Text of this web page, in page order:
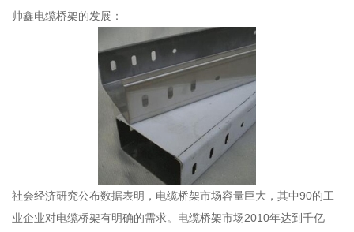
帅鑫电缆桥架的发展：
社会经济研究公布数据表明，电缆桥架市场容量巨大，其中90的工
业企业对电缆桥架有明确的需求。电缆桥架市场2010年达到千亿